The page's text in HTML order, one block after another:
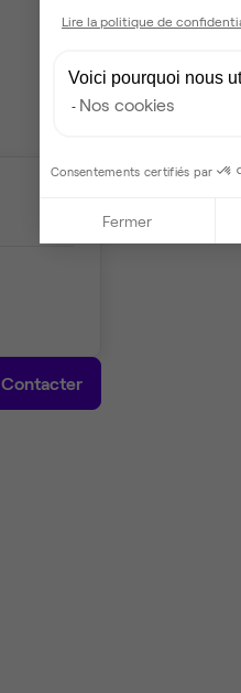
Contacter
Lire la politique de
Voici pourquoi nous
Nos cookies
Consentements certifiés par
Fermer